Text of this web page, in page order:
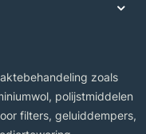
zoals
polijstmiddelen
filters, geluiddempers,